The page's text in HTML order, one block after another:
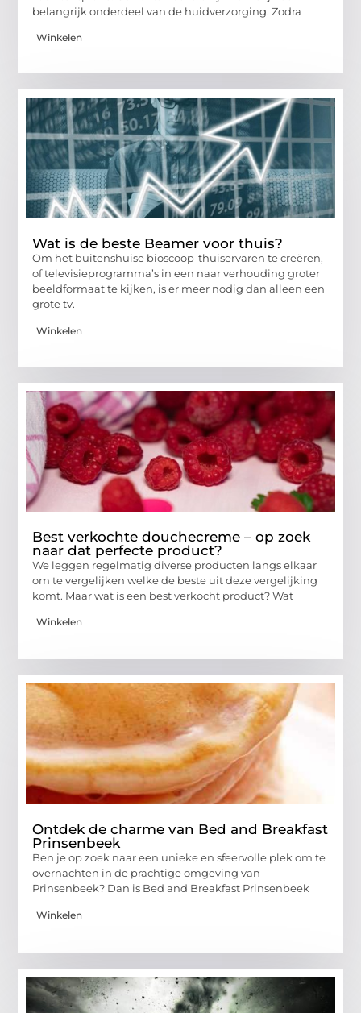
belangrijk onderdeel van de huidverzorging. Zodra
Winkelen
Wat is de beste Beamer voor thuis?
Om het buitenshuise bioscoop-thuiservaren te creëren,
of televisieprogramma’s in een naar verhouding groter
beeldformaat te kijken, is er meer nodig dan alleen een
grote tv.
Winkelen
Best verkochte douchecreme – op zoek
naar dat perfecte product?
We leggen regelmatig diverse producten langs elkaar
om te vergelijken welke de beste uit deze vergelijking
komt. Maar wat is een best verkocht product? Wat
Winkelen
Ontdek de charme van Bed and Breakfast
Prinsenbeek
Ben je op zoek naar een unieke en sfeervolle plek om te
overnachten in de prachtige omgeving van
Prinsenbeek? Dan is Bed and Breakfast Prinsenbeek
Winkelen